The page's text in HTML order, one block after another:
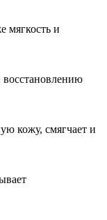
мягкость и
кожу, смягчает и